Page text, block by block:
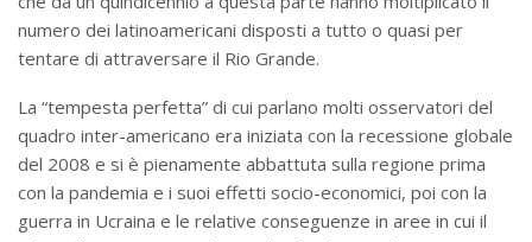
numero dei latinoamericani disposti a tutto o quasi per
tentare di attraversare il Rio Grande.
La “tempesta perfetta” di cui parlano molti osservatori del
quadro inter-americano era iniziata con la recessione globale
del 2008 e si è pienamente abbattuta sulla regione prima
con la pandemia e i suoi effetti socio-economici, poi con la
guerra in Ucraina e le relative conseguenze in aree in cui il